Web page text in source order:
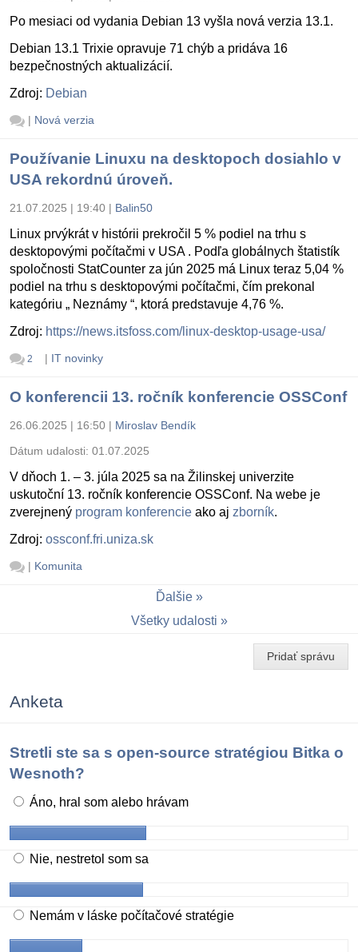
Po mesiaci od vydania Debian 13 vyšla nová verzia 13.1.
Debian 13.1 Trixie opravuje 71 chýb a pridáva 16
bezpečnostných aktualizácií.
Zdroj: Debian
| Nová verzia
Používanie Linuxu na desktopoch dosiahlo v
USA rekordnú úroveň.
21.07.2025 | 19:40 | Balin50
Linux prvýkrát v histórii prekročil 5 % podiel na trhu s
desktopovými počítačmi v USA . Podľa globálnych štatistík
spoločnosti StatCounter za jún 2025 má Linux teraz 5,04 %
podiel na trhu s desktopovými počítačmi, čím prekonal
kategóriu „ Neznámy “, ktorá predstavuje 4,76 %.
Zdroj: https://news.itsfoss.com/linux-desktop-usage-usa/
2 | IT novinky
O konferencii 13. ročník konferencie OSSConf
26.06.2025 | 16:50 | Miroslav Bendík
Dátum udalosti: 01.07.2025
V dňoch 1. – 3. júla 2025 sa na Žilinskej univerzite
uskutoční 13. ročník konferencie OSSConf. Na webe je
zverejnený program konferencie ako aj zborník.
Zdroj: ossconf.fri.uniza.sk
| Komunita
Ďalšie
Všetky udalosti
Pridať správu
Anketa
Stretli ste sa s open-source stratégiou Bitka o
Wesnoth?
Áno, hral som alebo hrávam
Nie, nestretol som sa
Nemám v láske počítačové stratégie